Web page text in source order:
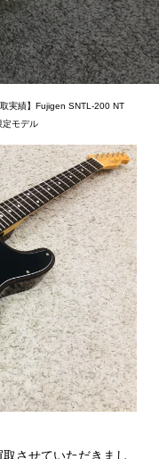
取実績】Fujigen SNTL-200 NT
定モデル
取させていただきまし